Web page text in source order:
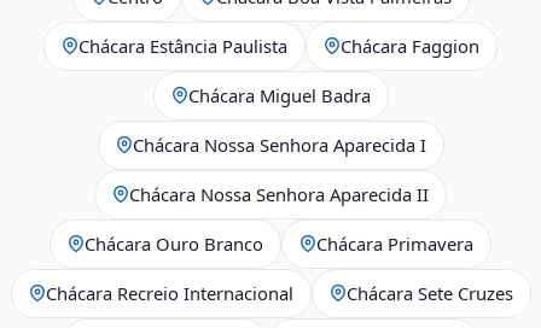
Chácara Estância Paulista Chácara Faggion
Chácara Miguel Badra
Chácara Nossa Senhora Aparecida I
Chácara Nossa Senhora Aparecida II
Chácara Ouro Branco Chácara Primavera
Chácara Recreio Internacional Chácara Sete Cruzes